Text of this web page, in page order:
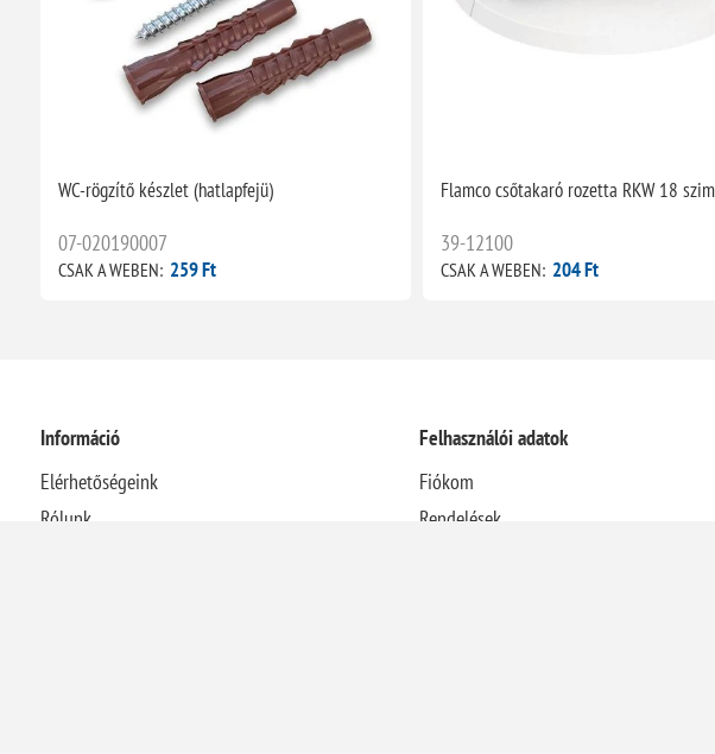
WC-rögzítő készlet (hatlapfejü)
07-020190007
CSAK A WEBEN: 259 Ft
Flamco csőtakaró rozetta RKW 18
39-12100
CSAK A WEBEN: 204 Ft
Információ
Elérhetőségeink
Rólunk
Felhasználói adatok
Fiókom
Rendelések